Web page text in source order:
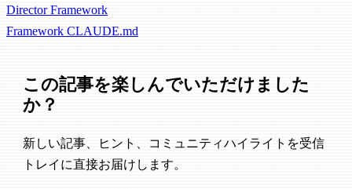
Director Framework
Framework CLAUDE.md
この記事を楽しんでいただけました
か？
新しい記事、ヒント、コミュニティハイライトを受信
トレイに直接お届けします。